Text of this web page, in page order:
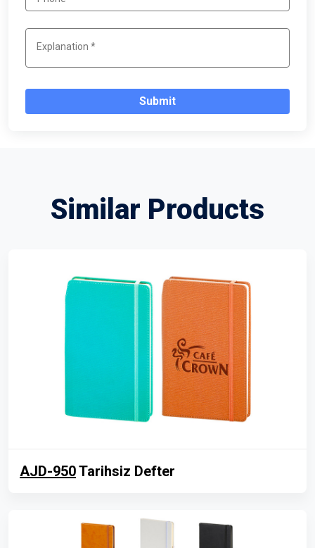
Submit
Similar Products
AJD-950Tarihsiz Defter